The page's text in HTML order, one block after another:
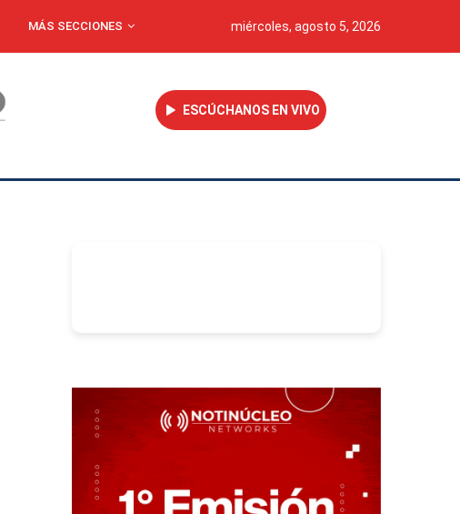
MÁS SECCIONES miércoles, agosto 5, 2026
ESCÚCHANOS EN VIVO